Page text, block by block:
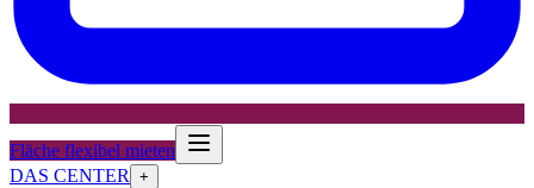
Fläche flexibel mieten
DAS CENTER
+